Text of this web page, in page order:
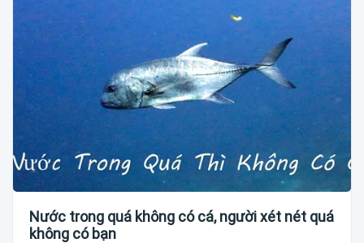
Nước trong quá không có cá, người xét nét quá
không có bạn